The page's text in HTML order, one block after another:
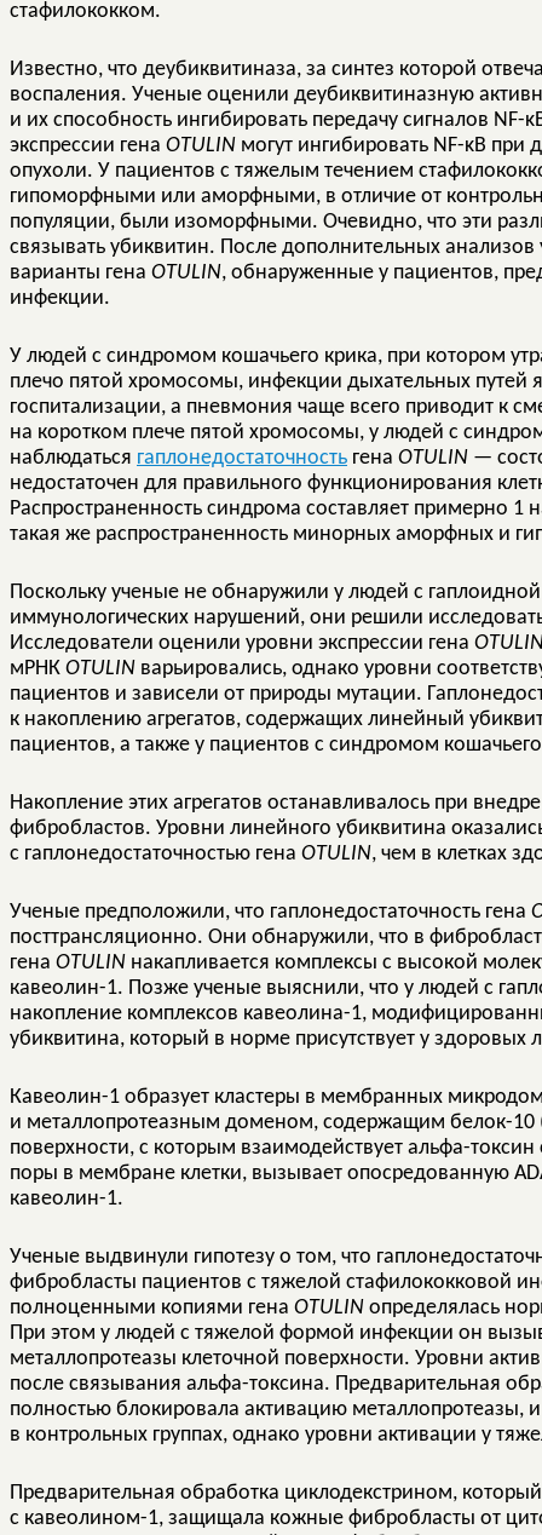
стафилококком.
Известно, что деубиквитиназа, за синтез которой
воспаления. Ученые оценили деубиквитиназную
и их способность ингибировать передачу сигналов
экспрессии гена OTULIN могут ингибировать NF-κB при
опухоли. У пациентов с тяжелым течением
гипоморфными или аморфными, в отличие от
популяции, были изоморфными. Очевидно, что эти
связывать убиквитин. После дополнительных
варианты гена OTULIN, обнаруженные у пациентов,
инфекции.
У людей с синдромом кошачьего крика, при котором
плечо пятой хромосомы, инфекции дыхательных путей
госпитализации, а пневмония чаще всего приводит к
на коротком плече пятой хромосомы, у людей с
наблюдаться гаплонедостаточность гена OTULIN —
недостаточен для правильного функционирования
Распространенность синдрома составляет примерно
такая же распространенность минорных аморфных и
Поскольку ученые не обнаружили у людей с
иммунологических нарушений, они решили
Исследователи оценили уровни экспрессии гена
мРНК OTULIN варьировались, однако уровни
пациентов и зависели от природы мутации.
к накоплению агрегатов, содержащих линейный
пациентов, а также у пациентов с синдромом
Накопление этих агрегатов останавливалось при
фибробластов. Уровни линейного убиквитина
с гаплонедостаточностью гена OTULIN, чем в клетках
Ученые предположили, что гаплонедостаточность гена
посттрансляционно. Они обнаружили, что в
гена OTULIN накапливается комплексы с высокой
кавеолин-1. Позже ученые выяснили, что у людей с
накопление комплексов кавеолина-1,
убиквитина, который в норме присутствует у здоровых
Кавеолин-1 образует кластеры в мембранных
и металлопротеазным доменом, содержащим белок-10
поверхности, с которым взаимодействует альфа-
поры в мембране клетки, вызывает опосредованную
кавеолин-1.
Ученые выдвинули гипотезу о том, что
фибробласты пациентов с тяжелой стафилококковой
полноценными копиями гена OTULIN определялась
При этом у людей с тяжелой формой инфекции он
металлопротеазы клеточной поверхности. Уровни
после связывания альфа-токсина. Предварительная
полностью блокировала активацию металлопротеазы,
в контрольных группах, однако уровни активации у
Предварительная обработка циклодекстрином,
с кавеолином-1, защищала кожные фибробласты от